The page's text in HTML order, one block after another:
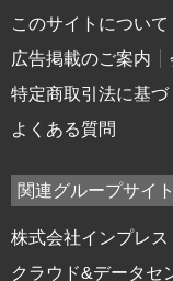
このサイトについて
広告掲載のご案内
特定商取引法に基づ
よくある質問
関連グループサイト
株式会社インプレス
クラウド&データセ